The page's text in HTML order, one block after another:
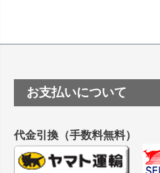
塩ビのロール紙で離型紙が
つや消し半透明ラベルのロ
縦420mm×横650mmの包装
お支払いについて
代金引換（手数料無料）